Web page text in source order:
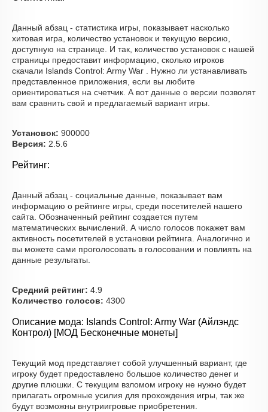
Данный абзац - статистика игры, показывает насколько
хитовая игра, количество установок и текущую версию,
доступную на странице. И так, количество установок с нашей
страницы предоставит информацию, сколько игроков
скачали Islands Control: Army War . Нужно ли устанавливать
представленное приложения, если вы любите
ориентироваться на счетчик. А вот данные о версии позволят
вам сравнить свой и предлагаемый вариант игры.
Установок: 900000
Версия: 2.5.6
Рейтинг:
Данный абзац - социальные данные, показывает вам
информацию о рейтинге игры, среди посетителей нашего
сайта. Обозначенный рейтинг создается путем
математических вычислений. А число голосов покажет вам
активность посетителей в установки рейтинга. Аналогично и
вы можете сами проголосовать в голосовании и повлиять на
данные результаты.
Средний рейтинг: 4.9
Количество голосов: 4300
Описание мода: Islands Control: Army War (Айлэндс
Контрол) [МОД Бесконечные монеты]
Текущий мод представляет собой улучшенный вариант, где
игроку будет предоставлено большое количество денег и
другие плюшки. С текущим взломом игроку не нужно будет
прилагать огромные усилия для прохождения игры, так же
будут возможны внутриигровые приобретения.